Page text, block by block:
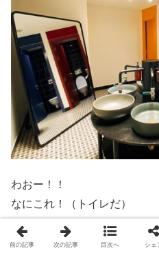
わおー！！
なにこれ！（トイレだ）
カラフルなドアはありがち
前の記事 次の記事 目次へ シェ